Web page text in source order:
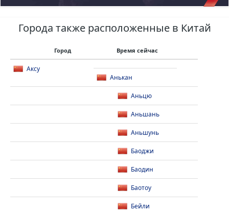
Города также расположенные в Китай
Город Время сейчас
Аксу
Анькан
Аньцю
Аньшань
Аньшунь
Баоджи
Баодин
Баотоу
Бейли